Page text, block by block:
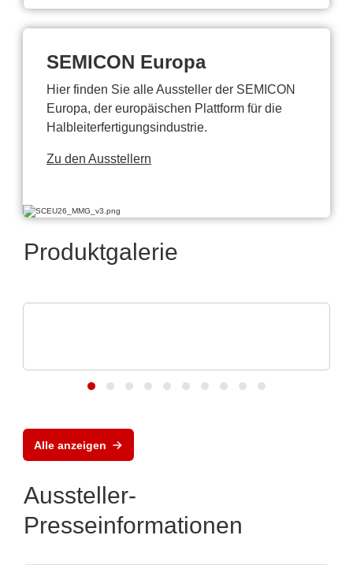
SEMICON Europa
Hier finden Sie alle Aussteller der SEMICON
Europa, der europäischen Plattform für die
Halbleiterfertigungsindustrie.
Zu den Ausstellern
Produktgalerie
Alle anzeigen
Aussteller-
Presseinformationen